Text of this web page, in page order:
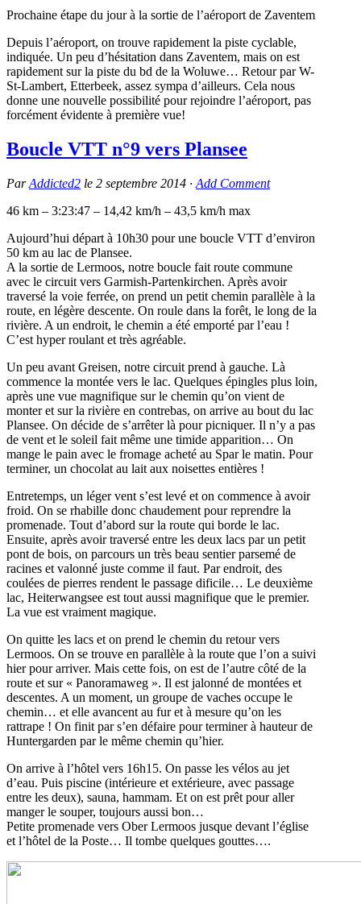
Prochaine étape du jour à la sortie de l’aéroport de Zaventem
Depuis l’aéroport, on trouve rapidement la piste cyclable,
indiquée. Un peu d’hésitation dans Zaventem, mais on est
rapidement sur la piste du bd de la Woluwe… Retour par W-
St-Lambert, Etterbeek, assez sympa d’ailleurs. Cela nous
donne une nouvelle possibilité pour rejoindre l’aéroport, pas
forcément évidente à première vue!
Boucle VTT n°9 vers Plansee
ParAddicted2 le 2 septembre 2014 · Add Comment
46 km – 3:23:47 – 14,42 km/h – 43,5 km/h max
Aujourd’hui départ à 10h30 pour une boucle VTT d’environ
50 km au lac de Plansee.
A la sortie de Lermoos, notre boucle fait route commune
avec le circuit vers Garmish-Partenkirchen. Après avoir
traversé la voie ferrée, on prend un petit chemin parallèle à la
route, en légère descente. On roule dans la forêt, le long de la
rivière. A un endroit, le chemin a été emporté par l’eau !
C’est hyper roulant et très agréable.
Un peu avant Greisen, notre circuit prend à gauche. Là
commence la montée vers le lac. Quelques épingles plus loin,
après une vue magnifique sur le chemin qu’on vient de
monter et sur la rivière en contrebas, on arrive au bout du lac
Plansee. On décide de s’arrêter là pour picniquer. Il n’y a pas
de vent et le soleil fait même une timide apparition… On
mange le pain avec le fromage acheté au Spar le matin. Pour
terminer, un chocolat au lait aux noisettes entières !
Entretemps, un léger vent s’est levé et on commence à avoir
froid. On se rhabille donc chaudement pour reprendre la
promenade. Tout d’abord sur la route qui borde le lac.
Ensuite, après avoir traversé entre les deux lacs par un petit
pont de bois, on parcours un très beau sentier parsemé de
racines et valonné juste comme il faut. Par endroit, des
coulées de pierres rendent le passage dificile… Le deuxième
lac, Heiterwangsee est tout aussi magnifique que le premier.
La vue est vraiment magique.
On quitte les lacs et on prend le chemin du retour vers
Lermoos. On se trouve en parallèle à la route que l’on a suivi
hier pour arriver. Mais cette fois, on est de l’autre côté de la
route et sur « Panoramaweg ». Il est jalonné de montées et
descentes. A un moment, un groupe de vaches occupe le
chemin… et elle avancent au fur et à mesure qu’on les
rattrape ! On finit par s’en défaire pour terminer à hauteur de
Huntergarden par le même chemin qu’hier.
On arrive à l’hôtel vers 16h15. On passe les vélos au jet
d’eau. Puis piscine (intérieure et extérieure, avec passage
entre les deux), sauna, hammam. Et on est prêt pour aller
manger le souper, toujours aussi bon…
Petite promenade vers Ober Lermoos jusque devant l’église
et l’hôtel de la Poste… Il tombe quelques gouttes….